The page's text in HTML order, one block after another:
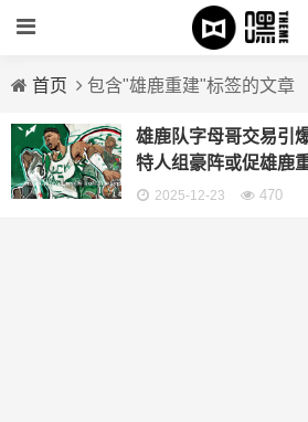
首页 包含"雄鹿重建"标签的文章
雄鹿队字母哥交易引
特人组豪阵或促雄鹿
2025-12-23 470